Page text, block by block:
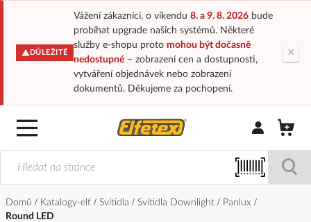
DŮLEŽITÉ
Vážení zákazníci, o víkendu 8. a 9. 8. 2026bude
probíhat upgrade našich systémů. Některé
služby e-shopu proto mohou být dočasně
nedostupné– zobrazení cen a dostupnosti,
vytváření objednávek nebo zobrazení
dokumentů. Děkujeme za pochopení.
×
Přihlásit/
Domů Katalogy-elf Svítidla Svítidla Downlight
Panlux
Round LED